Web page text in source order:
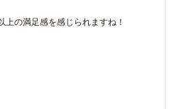
上の満足感を感じられますね！